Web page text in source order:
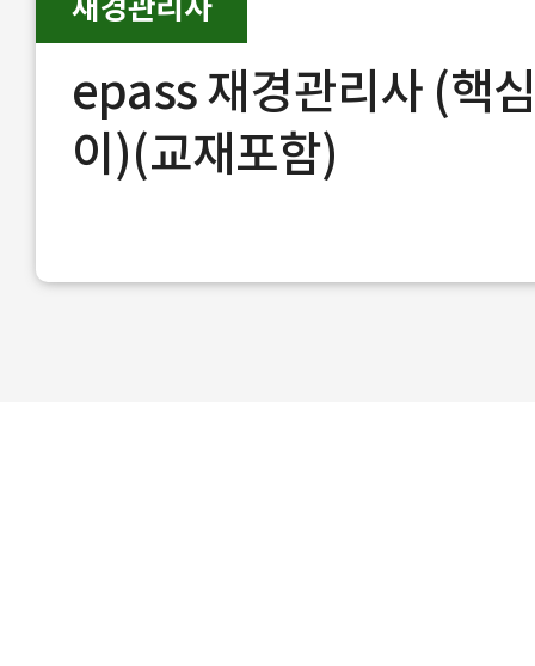
epass 재경관리사 (핵
이)(교재포함)